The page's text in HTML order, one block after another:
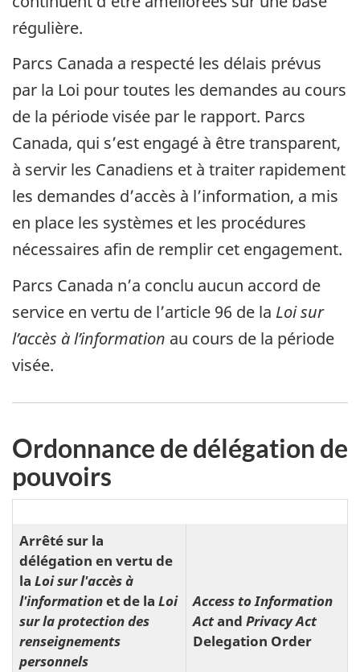
régulière.
Parcs Canada a respecté les délais prévus
par la Loi pour toutes les demandes au cours
de la période visée par le rapport. Parcs
Canada, qui s’est engagé à être transparent,
à servir les Canadiens et à traiter rapidement
les demandes d’accès à l’information, a mis
en place les systèmes et les procédures
nécessaires afin de remplir cet engagement.
Parcs Canada n’a conclu aucun accord de
service en vertu de l’article 96 de la Loi sur
l’accès à l’information au cours de la période
visée.
Ordonnance de délégation de
pouvoirs
Arrêté sur la
délégation en vertu de
la Loi sur l'accès à
l'informationet de la Loi
sur la protection des
renseignements
personnels
Access to Information
Actand Privacy Act
Delegation Order